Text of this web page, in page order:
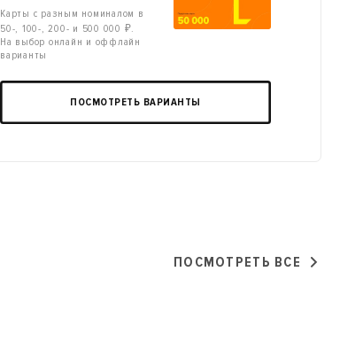
Карты с разным номиналом в
50-, 100-, 200- и 500 000 ₽.
На выбор онлайн и оффлайн
варианты
ПОСМОТРЕТЬ ВАРИАНТЫ
ПОСМОТРЕТЬ ВСЕ